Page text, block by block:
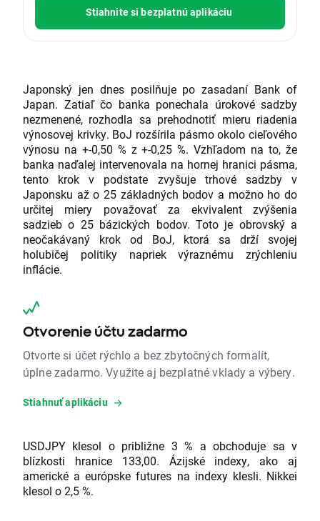
Stiahnite si bezplatnú aplikáciu
Japonský jen dnes posilňuje po zasadaní Bank of
Japan. Zatiaľ čo banka ponechala úrokové sadzby
nezmenené, rozhodla sa prehodnotiť mieru riadenia
výnosovej krivky. BoJ rozšírila pásmo okolo cieľového
výnosu na +-0,50 % z +-0,25 %. Vzhľadom na to, že
banka naďalej intervenovala na hornej hranici pásma,
tento krok v podstate zvyšuje trhové sadzby v
Japonsku až o 25 základných bodov a možno ho do
určitej miery považovať za ekvivalent zvýšenia
sadzieb o 25 bázických bodov. Toto je obrovský a
neočakávaný krok od BoJ, ktorá sa drží svojej
holubičej politiky napriek výraznému zrýchleniu
inflácie.
Otvorenie účtu zadarmo
Otvorte si účet rýchlo a bez zbytočných formalít,
úplne zadarmo. Využite aj bezplatné vklady a výbery.
Stiahnuť aplikáciu
USDJPY klesol o približne 3 % a obchoduje sa v
blízkosti hranice 133,00. Ázijské indexy, ako aj
americké a európske futures na indexy klesli. Nikkei
klesol o 2,5 %.